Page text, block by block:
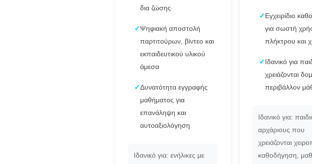
δια ζώσης
✓ Ψηφιακή αποστολή
παρτιτούρων, βίντεο και
εκπαιδευτικού υλικού
άμεσα
✓Δυνατότητα εγγραφής
μαθήματος για
επανάληψη και
αυτοαξιολόγηση
Ιδανικό για: ενήλικες με
✓ Εγχειρίδιο
για σωστή
πλήκτρου και
✓ Ιδανικό για
χρειάζονται
περιβάλλον
Ιδανικό για:
αρχάριους που
χρειάζονται
καθοδήγηση,